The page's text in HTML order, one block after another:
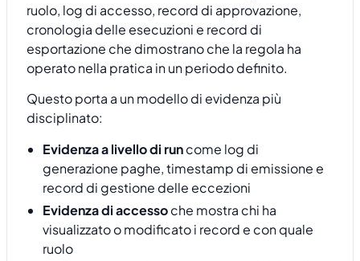
ruolo, log di accesso, record di approvazione,
cronologia delle esecuzioni e record di
esportazione che dimostrano che la regola ha
operato nella pratica in un periodo definito.
Questo porta a un modello di evidenza più
disciplinato:
Evidenza a livello di runcome log di
generazione paghe, timestamp di emissione e
record di gestione delle eccezioni
Evidenza di accessoche mostra chi ha
visualizzato o modificato i record e con quale
ruolo